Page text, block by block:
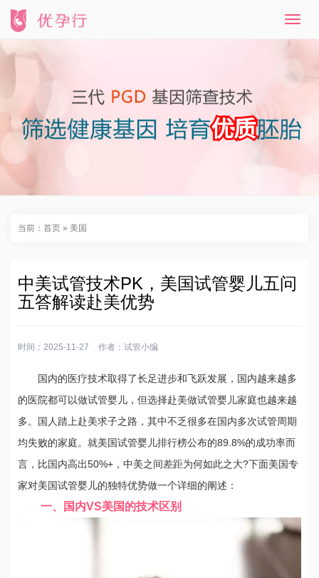
T
v
i
g
当前： 首页 » 美国
中美试管技术PK，美国试管婴儿五问
五答解读赴美优势
时间：2025-11-27 作者： 试管小编
国内的医疗技术取得了长足进步和飞跃发展，国内越来越多
的医院都可以做试管婴儿，但选择赴美做试管婴儿家庭也越来越
多。国人踏上赴美求子之路，其中不乏很多在国内多次试管周期
均失败的家庭。就美国试管婴儿排行榜公布的89.8%的成功率而
言，比国内高出50%+，中美之间差距为何如此之大?下面美国专
家对美国试管婴儿的独特优势做一个详细的阐述：
一、国内VS美国的技术区别